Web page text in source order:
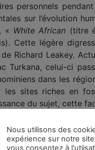
personnels
sur l’évolution
« White African (titre
Cette légère
Richard Leakey.
Turkana, celui-ci
dans les
sites riches en
du sujet, cette
l’ossature
des premiers
Nous utilisons des
expérience sur notre
vous consentez à